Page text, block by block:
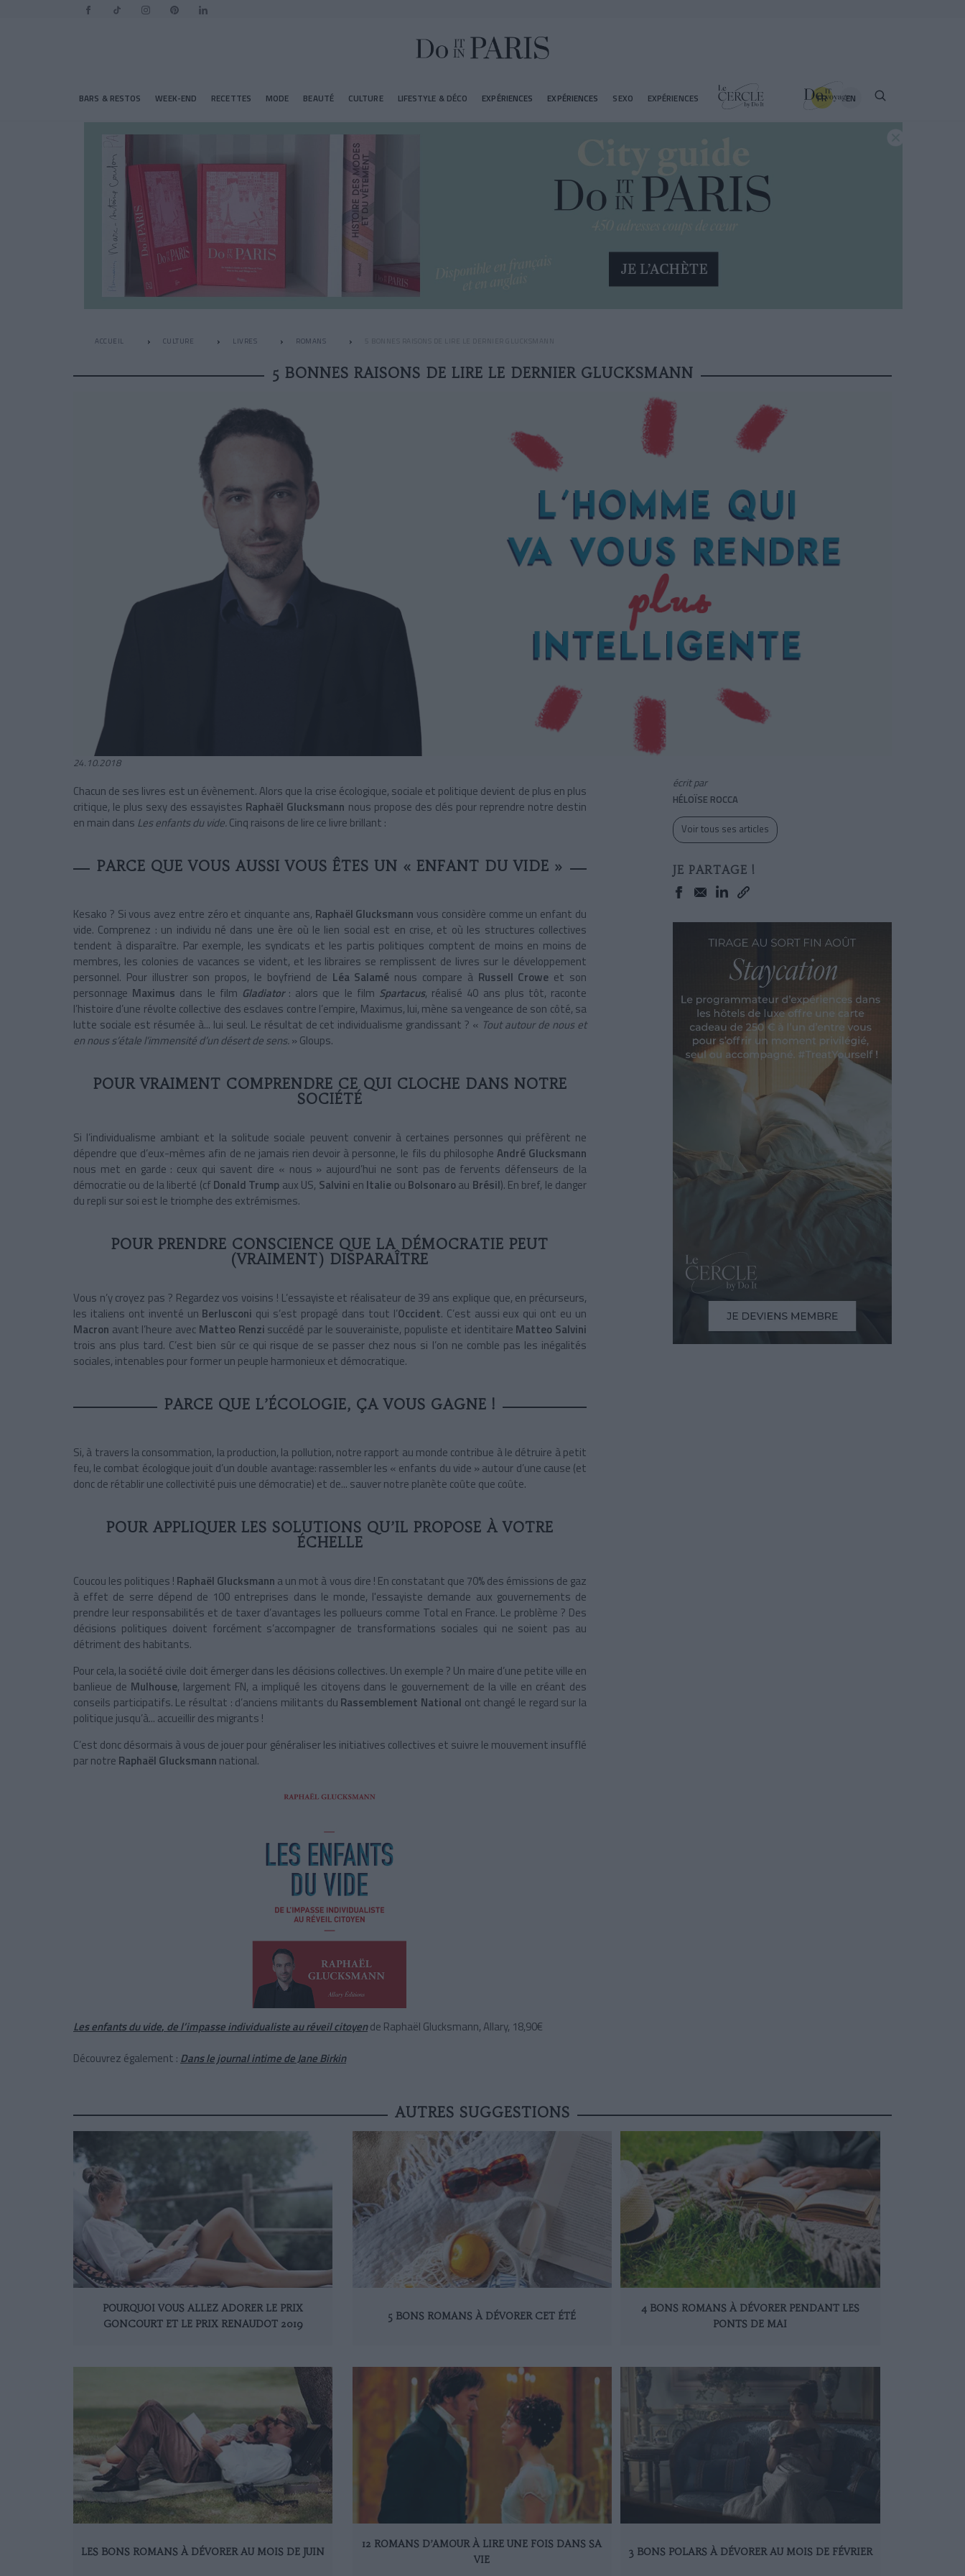
BARS & RESTOS WEEK-END RECETTES MODE BEAUTÉ CULTURE LIFESTYLE & DÉCO EXPÉRIENCES EXPÉRIENCES SEXO EXPÉRIENCES FR EN
ACCUEIL CULTURE LIVRES ROMANS 5 BONNES RAISONS DE LIRE LE DERNIER GLUCKSMANN
5 BONNES RAISONS DE LIRE LE DERNIER GLUCKSMANN
24.10.2018
Chacun de ses livres est un évènement. Alors que la crise écologique, sociale et politique devient de plus en plus
critique, le plus sexy des essayistes Raphaël Glucksmann nous propose des clés pour reprendre notre destin
en main dans Les enfants du vide. Cinq raisons de lire ce livre brillant :
PARCE QUE VOUS AUSSI VOUS ÊTES UN « ENFANT DU VIDE »
Kesako ? Si vous avez entre zéro et cinquante ans, Raphaël Glucksmann vous considère comme un enfant du
vide. Comprenez : un individu né dans une ère où le lien social est en crise, et où les structures collectives
tendent à disparaître. Par exemple, les syndicats et les partis politiques comptent de moins en moins de
membres, les colonies de vacances se vident, et les libraires se remplissent de livres sur le développement
personnel. Pour illustrer son propos, le boyfriend de Léa Salamé nous compare à Russell Crowe et son
personnage Maximus dans le film Gladiator : alors que le film Spartacus, réalisé 40 ans plus tôt, raconte
l’histoire d’une révolte collective des esclaves contre l’empire, Maximus, lui, mène sa vengeance de son côté, sa
lutte sociale est résumée à... lui seul. Le résultat de cet individualisme grandissant ? « Tout autour de nous et
en nous s’étale l’immensité d’un désert de sens. » Gloups.
POUR VRAIMENT COMPRENDRE CE QUI CLOCHE DANS NOTRE
SOCIÉTÉ
Si l’individualisme ambiant et la solitude sociale peuvent convenir à certaines personnes qui préfèrent ne
dépendre que d’eux-mêmes afin de ne jamais rien devoir à personne, le fils du philosophe André Glucksmann
nous met en garde : ceux qui savent dire « nous » aujourd’hui ne sont pas de fervents défenseurs de la
démocratie ou de la liberté (cfDonald Trump aux US, Salvini en Italie ou Bolsonaroau Brésil). En bref, le danger
du repli sur soi est le triomphe des extrémismes.
POUR PRENDRE CONSCIENCE QUE LA DÉMOCRATIE PEUT
(VRAIMENT) DISPARAÎTRE
Vous n’y croyez pas ? Regardez vos voisins ! L’essayiste et réalisateur de 39 ans explique que, en précurseurs,
les italiens ont inventé un Berlusconi qui s’est propagé dans tout l’Occident. C’est aussi eux qui ont eu un
Macron avant l’heure avec Matteo Renzi succédé par le souverainiste, populiste et identitaire Matteo Salvini
trois ans plus tard. C’est bien sûr ce qui risque de se passer chez nous si l’on ne comble pas les inégalités
sociales, intenables pour former un peuple harmonieux et démocratique.
PARCE QUE L’ÉCOLOGIE, ÇA VOUS GAGNE !
Si, à travers la consommation, la production, la pollution, notre rapport au monde contribue à le détruire à petit
feu, le combat écologique jouit d’un double avantage: rassembler les « enfants du vide » autour d’une cause (et
donc de rétablir une collectivité puis une démocratie) et de... sauvernotre planète coûte que coûte.
POUR APPLIQUER LES SOLUTIONS QU’IL PROPOSE À VOTRE
ÉCHELLE
Coucou les politiques ! Raphaël Glucksmann a un mot à vous dire ! En constatant que 70% des émissions de gaz
à effet de serre dépend de 100 entreprises dans le monde, l'essayiste demande aux gouvernements de
prendre leur responsabilités et de taxer d’avantages les pollueurs comme Total en France. Le problème ? Des
décisions politiques doivent forcément s’accompagner de transformations sociales qui ne soient pas au
détriment des habitants.
Pour cela, la société civile doit émerger dans les décisions collectives. Un exemple ? Un maire d’une petite ville en
banlieue de Mulhouse, largement FN, a impliqué les citoyens dans le gouvernement de la ville en créant des
conseils participatifs. Le résultat : d’anciens militants du Rassemblement National ont changé le regard sur la
politique jusqu’à... accueillir des migrants !
C’est donc désormais à vous de jouer pour généraliser les initiatives collectives et suivre le mouvement insufflé
par notre Raphaël Glucksmann national.
Les enfants du vide, de l’impasse individualiste au réveil citoyende Raphaël Glucksmann, Allary, 18,90€
Découvrez également : Dans le journal intime de Jane Birkin
écrit par
HÉLOÏSE ROCCA
Voir tous ses articles
JE PARTAGE !
AUTRES SUGGESTIONS
POURQUOI VOUS ALLEZ ADORER LE PRIX
GONCOURT ET LE PRIX RENAUDOT 2019
5 BONS ROMANS À DÉVORER CET ÉTÉ
4 BONS ROMANS À DÉVORER PENDANT LES
PONTS DE MAI
LES BONS ROMANS À DÉVORER AU MOIS DE JUIN
12 ROMANS D’AMOUR À LIRE UNE FOIS DANS SA
VIE
3 BONS POLARS À DÉVORER AU MOIS DE FÉVRIER